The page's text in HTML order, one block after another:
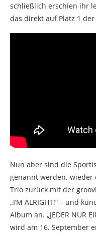
schließlich erschien ihr
das direkt auf Platz 1
Nun aber sind die
genannt werden, wieder
Trio zurück mit der
„I’M ALRIGHT!“ – und
Album an. „JEDER NUR
wird am 16. September